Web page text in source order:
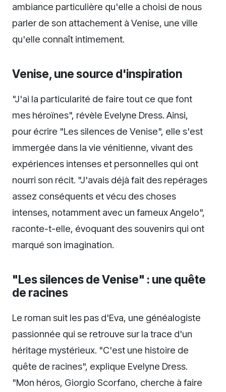
ambiance particulière qu'elle a choisi de nous
parler de son attachement à Venise, une ville
qu'elle connaît intimement.
Venise, une source d'inspiration
"J'ai la particularité de faire tout ce que font
mes héroïnes", révèle Evelyne Dress. Ainsi,
pour écrire "Les silences de Venise", elle s'est
immergée dans la vie vénitienne, vivant des
expériences intenses et personnelles qui ont
nourri son récit. "J'avais déjà fait des repérages
assez conséquents et vécu des choses
intenses, notamment avec un fameux Angelo",
raconte-t-elle, évoquant des souvenirs qui ont
marqué son imagination.
"Les silences de Venise" : une quête
de racines
Le roman suit les pas d'Eva, une généalogiste
passionnée qui se retrouve sur la trace d'un
héritage mystérieux. "C'est une histoire de
quête de racines", explique Evelyne Dress.
"Mon héros, Giorgio Scorfano, cherche à faire